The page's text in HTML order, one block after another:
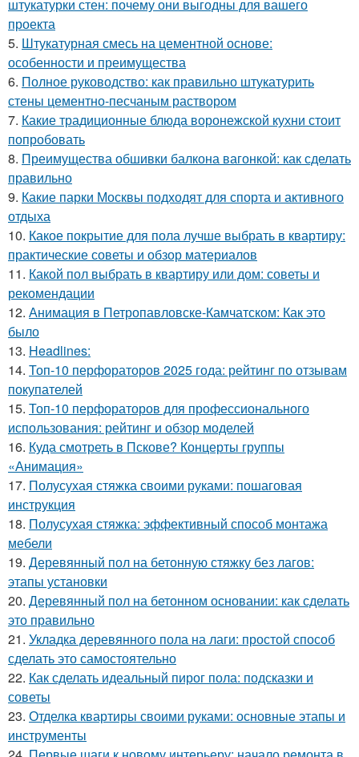
штукатурки стен: почему они выгодны для вашего
проекта
5. Штукатурная смесь на цементной основе:
особенности и преимущества
6. Полное руководство: как правильно штукатурить
стены цементно-песчаным раствором
7. Какие традиционные блюда воронежской кухни стоит
попробовать
8. Преимущества обшивки балкона вагонкой: как сделать
правильно
9. Какие парки Москвы подходят для спорта и активного
отдыха
10. Какое покрытие для пола лучше выбрать в квартиру:
практические советы и обзор материалов
11. Какой пол выбрать в квартиру или дом: советы и
рекомендации
12. Анимация в Петропавловске-Камчатском: Как это
было
13. Headlines:
14. Топ-10 перфораторов 2025 года: рейтинг по отзывам
покупателей
15. Топ-10 перфораторов для профессионального
использования: рейтинг и обзор моделей
16. Куда смотреть в Пскове? Концерты группы
«Анимация»
17. Полусухая стяжка своими руками: пошаговая
инструкция
18. Полусухая стяжка: эффективный способ монтажа
мебели
19. Деревянный пол на бетонную стяжку без лагов:
этапы установки
20. Деревянный пол на бетонном основании: как сделать
это правильно
21. Укладка деревянного пола на лаги: простой способ
сделать это самостоятельно
22. Как сделать идеальный пирог пола: подсказки и
советы
23. Отделка квартиры своими руками: основные этапы и
инструменты